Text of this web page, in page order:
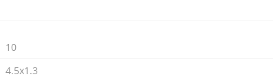
10
4.5x1.3